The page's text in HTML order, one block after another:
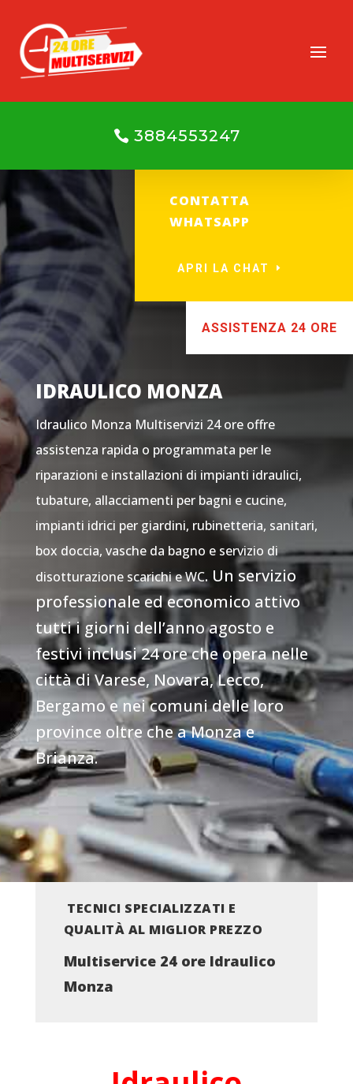
3884553247
CONTATTA
WHATSAPP
APRI LA CHAT
ASSISTENZA 24 ORE
IDRAULICO MONZA
Idraulico Monza Multiservizi 24 ore offre
assistenza rapida o programmata per le
riparazioni e installazioni di impianti idraulici,
tubature, allacciamenti per bagni e cucine,
impianti idrici per giardini, rubinetteria, sanitari,
box doccia, vasche da bagno e servizio di
disotturazione scarichi e WC. Un servizio
professionale ed economico attivo
tutti i giorni dell’anno agosto e
festivi inclusi 24 ore che opera nelle
città di Varese, Novara, Lecco,
Bergamo e nei comuni delle loro
province oltre che a Monza e
Brianza.
TECNICI SPECIALIZZATI E
QUALITÀ AL MIGLIOR PREZZO
Multiservice 24 ore Idraulico
Monza